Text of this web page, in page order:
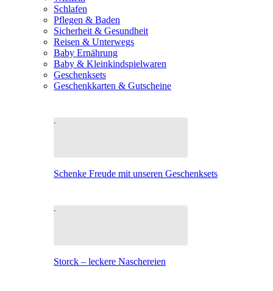
Schlafen
Pflegen & Baden
Sicherheit & Gesundheit
Reisen & Unterwegs
Baby Ernährung
Baby & Kleinkindspielwaren
Geschenksets
Geschenkkarten & Gutscheine
Schenke Freude mit unseren Geschenksets
Storck – leckere Naschereien